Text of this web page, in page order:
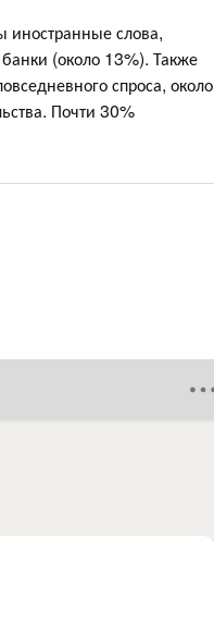
иностранные слова,
(около 13%). Также
спроса, около
Почти 30%